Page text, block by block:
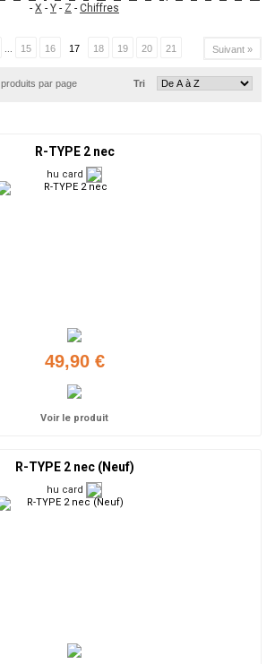
- X - Y - Z - Chiffres
... 15 16 17 18 19 20 21 Suivant »
Tri
produits par page
R-TYPE 2 nec
hu card
49,90 €
Voir le produit
R-TYPE 2 nec (Neuf)
hu card